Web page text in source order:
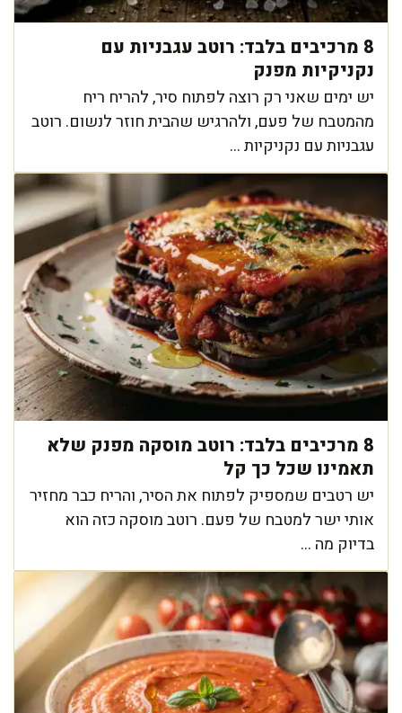
8 מרכיבים בלבד: רוטב עגבניות עם
נקניקיות מפנק
יש ימים שאני רק רוצה לפתוח סיר, להריח ריח
מהמטבח של פעם, ולהרגיש שהבית חוזר לנשום. רוטב
עגבניות עם נקניקיות ...
8 מרכיבים בלבד: רוטב מוסקה מפנק שלא
תאמינו שכל כך קל
יש רטבים שמספיק לפתוח את הסיר, והריח כבר מחזיר
אותי ישר למטבח של פעם. רוטב מוסקה כזה הוא
בדיוק מה ...